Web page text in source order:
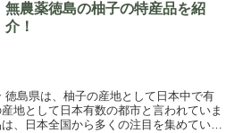
無農薬徳島の柚子の特産品を紹
介！
島県は、柚子の産地として日本中で有
地として日本有数の都市と言われていま
、日本全国から多くの注目を集めていま